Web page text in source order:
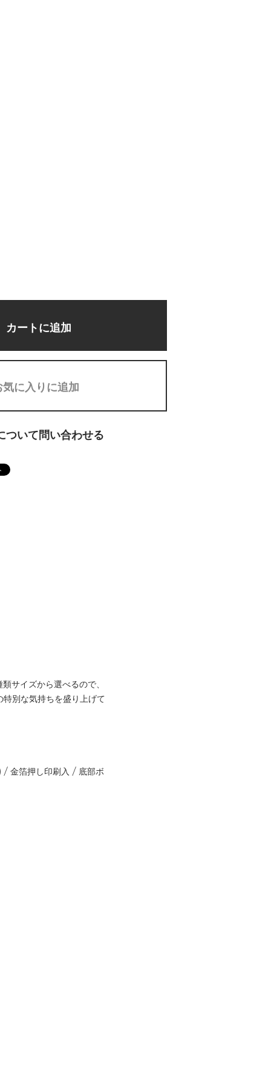
カートに追加
気に入りに追加
ついて問い合わせる
サイズから選べるので、
別な気持ちを盛り上げて
金箔押し印刷入 / 底部ボ